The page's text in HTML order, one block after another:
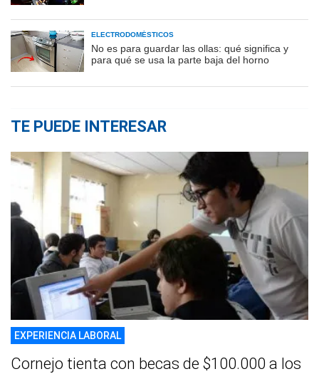
ELECTRODOMÉSTICOS
No es para guardar las ollas: qué significa y
para qué se usa la parte baja del horno
TE PUEDE INTERESAR
EXPERIENCIA LABORAL
Cornejo tienta con becas de $100.000 a los